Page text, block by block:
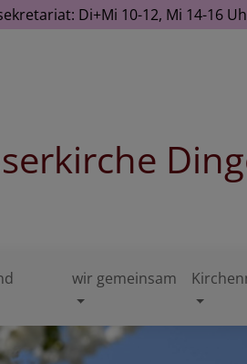
Di+Mi 10-12, Mi 14-16
wir gemeinsam